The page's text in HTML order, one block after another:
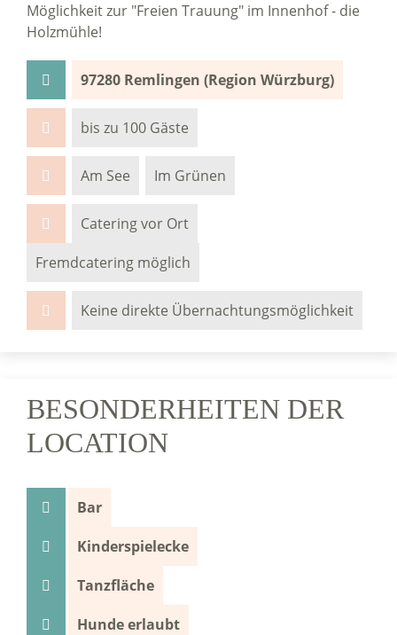
Möglichkeit zur "Freien Trauung" im Innenhof - die
Holzmühle!
97280 Remlingen (Region Würzburg)
bis zu 100 Gäste
Am See Im Grünen
Catering vor Ort
Fremdcatering möglich
Keine direkte Übernachtungsmöglichkeit
BESONDERHEITEN DER
LOCATION
Bar
Kinderspielecke
Tanzfläche
Hunde erlaubt